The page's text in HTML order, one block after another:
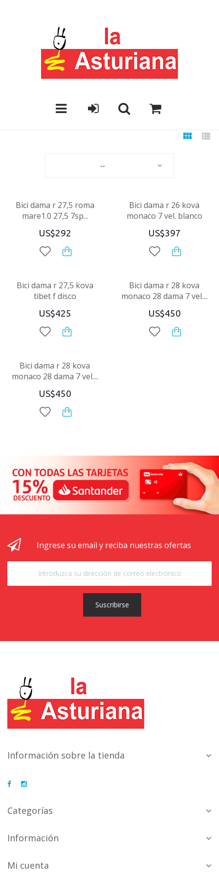
--
Bici dama r 27,5 roma
mare1.0 27,5 7sp...
US$292
Bici dama r 26 kova
monaco 7 vel. blanco
US$397
Bici dama r 27,5 kova
tibet f disco
US$425
Bici dama r 28 kova
monaco 28 dama 7 vel....
US$450
Bici dama r 28 kova
monaco 28 dama 7 vel....
US$450
Ingrese su email y reciba nuestras ofertas
Suscribirse
Información sobre la tienda
Categorías
Información
Mi cuenta